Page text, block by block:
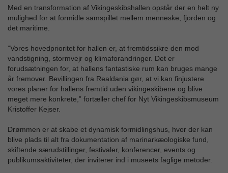
Med en transformation af Vikingeskibshallen opstår der en helt ny
mulighed for at formidle samspillet mellem menneske, fjorden og
det maritime.
”Vores hovedprioritet for hallen er, at fremtidssikre den mod
vandstigning, stormvejr og klimaforandringer. Det er
forudsætningen for, at hallens fantastiske rum kan bruges mange
år fremover. Bevillingen fra Realdania gør, at vi kan finjustere
vores planer for hallens fremtid uden vikingeskibene og blive
meget mere konkrete,” fortæller chef for Nyt Vikingeskibsmuseum
Kristoffer Kejser.
Drømmen er at skabe et dynamisk formidlingshus, hvor der kan
blive plads til alt fra dokumentation af marinarkæologiske fund,
skiftende særudstillinger, festivaler, konferencer, events og
publikumsaktiviteter, der inviterer ind i museets faglige metoder.